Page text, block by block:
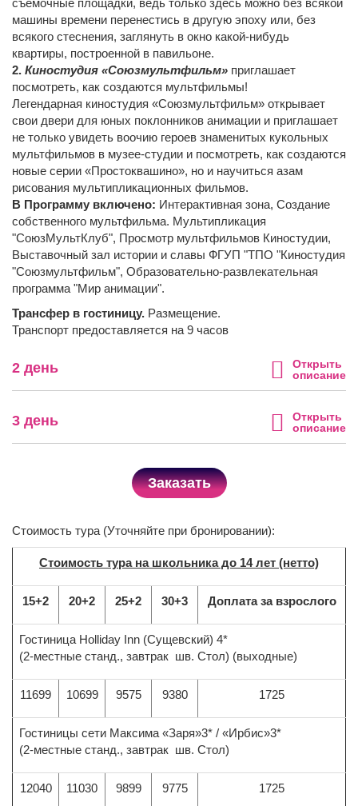
съемочные площадки, ведь только здесь можно без всякой
машины времени перенестись в другую эпоху или, без
всякого стеснения, заглянуть в окно какой-нибудь
квартиры, построенной в павильоне.
2. Киностудия «Союзмультфильм» приглашает
посмотреть, как создаются мультфильмы!
Легендарная киностудия «Союзмультфильм» открывает
свои двери для юных поклонников анимации и приглашает
не только увидеть воочию героев знаменитых кукольных
мультфильмов в музее-студии и посмотреть, как создаются
новые серии «Простоквашино», но и научиться азам
рисования мультипликационных фильмов.
В Программу включено: Интерактивная зона, Создание
собственного мультфильма. Мультипликация
"СоюзМультКлуб", Просмотр мультфильмов Киностудии,
Выставочный зал истории и славы ФГУП "ТПО "Киностудия
"Союзмультфильм", Образовательно-развлекательная
программа "Мир анимации".
Трансфер в гостиницу. Размещение.
Транспорт предоставляется на 9 часов
Открыть
описание
2 день
Открыть
описание
3 день
Заказать
Стоимость тура (Уточняйте при бронировании):
Стоимость тура на школьника до 14 лет (нетто)
15+2 20+2 25+2 30+3 Доплата за взрослого
Гостиница Holliday Inn (Сущевский) 4*
(2-местные станд., завтрак шв. Стол) (выходные)
11699 10699 9575 9380 1725
Гостиницы сети Максима «Заря»3* / «Ирбис»3*
(2-местные станд., завтрак шв. Стол)
12040 11030 9899 9775 1725